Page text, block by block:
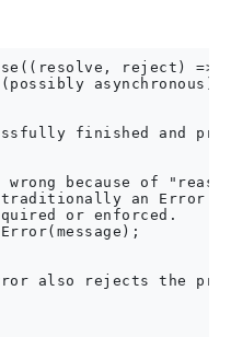
reject) =>
asynchronous)
finished and
wrong because of
an Error
or enforced.
also rejects the